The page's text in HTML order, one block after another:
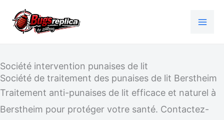
Société intervention punaises de lit
Société de traitement des punaises de lit Berstheim
Traitement anti-punaises de lit efficace et naturel à
Berstheim pour protéger votre santé. Contactez-